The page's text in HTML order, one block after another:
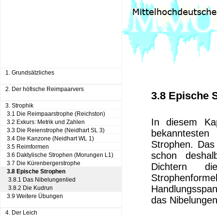
1. Grundsätzliches
2. Der höfische Reimpaarvers
3. Strophik
3.1 Die Reimpaarstrophe (Reichston)
3.2 Exkurs: Metrik und Zahlen
3.3 Die Reienstrophe (Neidhart SL 3)
3.4 Die Kanzone (Neidhart WL 1)
3.5 Reimformen
3.6 Daktylische Strophen (Morungen L1)
3.7 Die Kürenbergerstrophe
3.8 Epische Strophen
3.8.1 Das Nibelungenlied
3.8.2 Die Kudrun
3.9 Weitere Übungen
4. Der Leich
3.8 Epische
In diesem
Strophen.
schon
Dichtern
das